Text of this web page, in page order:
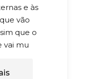
e às
vão
que o
vai mu